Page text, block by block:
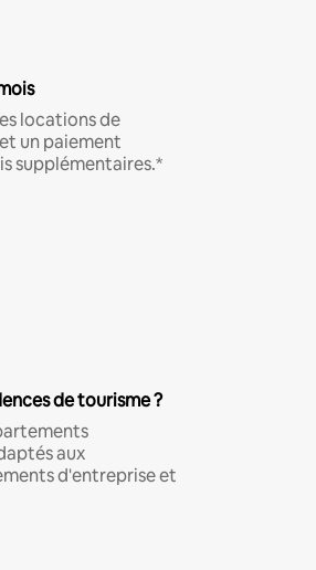
locations de
un paiement
supplémentaires.*
de tourisme ?
aux
d'entreprise et